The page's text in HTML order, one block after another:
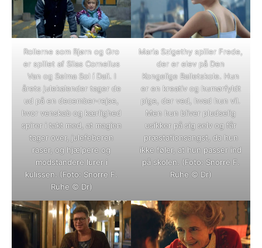
Rollerne som Bjørn og Gro
er spillet af Silas Cornelius
Van og Selma Sol í Dali. I
årets julekalender tager de
ud på en december-rejse,
hvor venskab og kærlighed
spirer i takt med, at magien
tager over, julefeberen
raser, og hjælpere og
modstandere lurer i
kulissen. (Foto: Snorre F.
Ruhe © Dr)
Maria Szigethy spiller Frede,
der er elev på Den
Kongelige Balletskole. Hun
er en kreativ og humørfyldt
pige, der ved, hvad hun vil.
Men hun bliver pludselig
usikker på sig selv og får
præstationsangst, da hun
ikke føler, at hun passer ind
på skolen. (Foto: Snorre F.
Ruhe © Dr)